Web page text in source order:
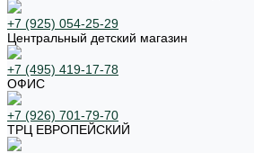
+7 (925) 054-25-29
Центральный детский магазин
+7 (495) 419-17-78
ОФИС
+7 (926) 701-79-70
ТРЦ ЕВРОПЕЙСКИЙ